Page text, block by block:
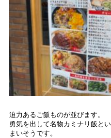
迫力あるご飯ものが並びます。
勇気を出して名物カミナリ飯と
まいそうです。